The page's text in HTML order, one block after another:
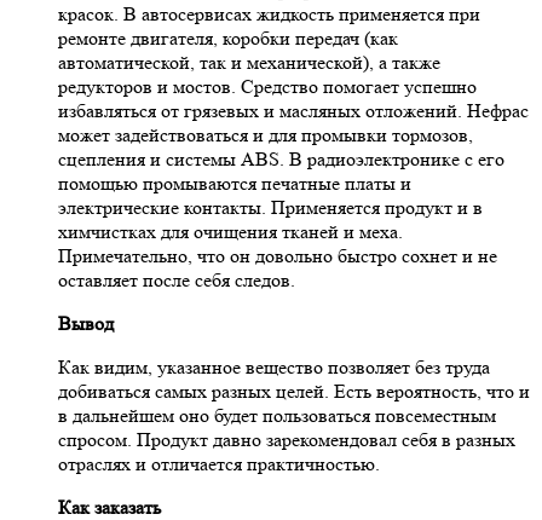
красок. В автосервисах жидкость применяется при
ремонте двигателя, коробки передач (как
автоматической, так и механической), а также
редукторов и мостов. Средство помогает успешно
избавляться от грязевых и масляных отложений. Нефрас
может задействоваться и для промывки тормозов,
сцепления и системы ABS. В радиоэлектронике с его
помощью промываются печатные платы и
электрические контакты. Применяется продукт и в
химчистках для очищения тканей и меха.
Примечательно, что он довольно быстро сохнет и не
оставляет после себя следов.
Вывод
Как видим, указанное вещество позволяет без труда
добиваться самых разных целей. Есть вероятность, что и
в дальнейшем оно будет пользоваться повсеместным
спросом. Продукт давно зарекомендовал себя в разных
отраслях и отличается практичностью.
Как заказать